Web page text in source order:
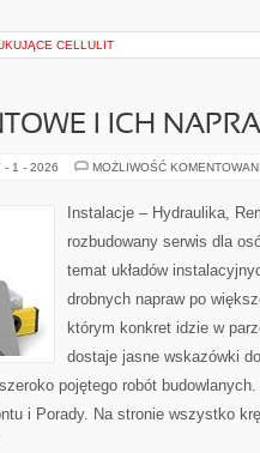
CELLULIT
I ICH
- 1 - 2026 MOŻLIWOŚĆ
Instalacje – Hydraulika,
rozbudowany serwis dla
temat układów
drobnych napraw po
którym konkret idzie w
dostaje jasne wskazówki
pojętego robót
i Porady. Na stronie wszystko